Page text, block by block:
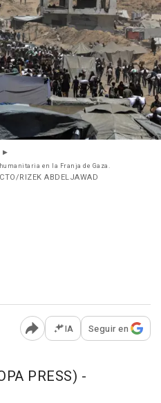
en la Franja de Gaza.
RIZEK ABDELJAWAD
Abrir opciones para
IA Seguir en
PRESS) -